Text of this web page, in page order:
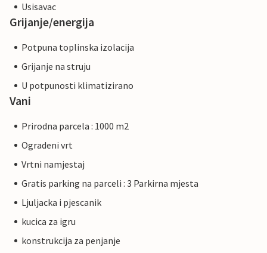
Usisavac
Grijanje/energija
Potpuna toplinska izolacija
Grijanje na struju
U potpunosti klimatizirano
Vani
Prirodna parcela : 1000 m2
Ogradeni vrt
Vrtni namjestaj
Gratis parking na parceli : 3 Parkirna mjesta
Ljuljacka i pjescanik
kucica za igru
konstrukcija za penjanje